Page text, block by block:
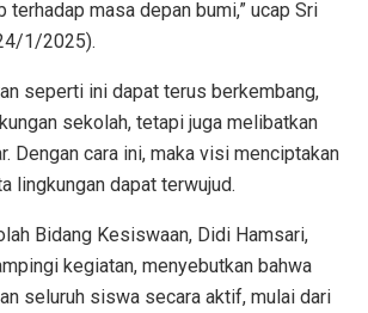
terhadap masa depan bumi,” ucap Sri
1/2025).
seperti ini dapat terus berkembang,
sekolah, tetapi juga melibatkan
Dengan cara ini, maka visi menciptakan
lingkungan dapat terwujud.
Bidang Kesiswaan, Didi Hamsari,
kegiatan, menyebutkan bahwa
seluruh siswa secara aktif, mulai dari